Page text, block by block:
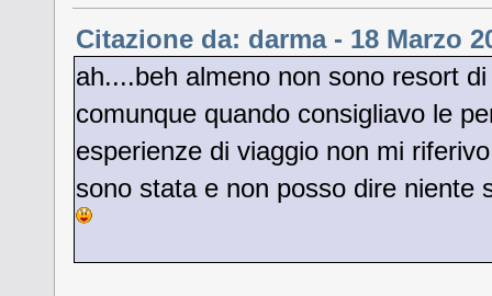
Citazione da: darma - 18 Marzo
ah....beh almeno non sono resort
comunque quando consigliavo le
esperienze di viaggio non mi
sono stata e non posso dire